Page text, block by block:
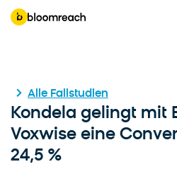
Alle Fallstudien
Kondela gelingt mit
Voxwise eine
24,5 %